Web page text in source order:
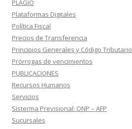
PLAGIO
Plataformas Digitales
Política Fiscal
Precios de Transferencia
Principios Generales y Código Tributario
Prórrogas de vencimientos
PUBLICACIONES
Recursos Humanos
Servicios
Sisterma Previsional: ONP – AFP
Sucursales